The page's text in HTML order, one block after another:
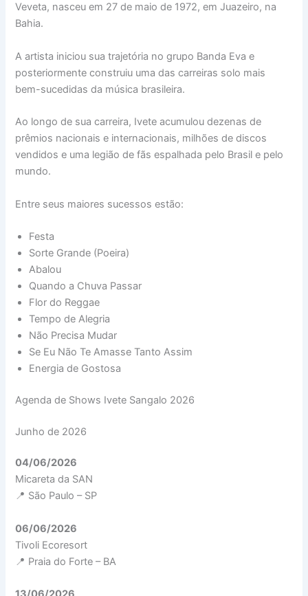
Veveta, nasceu em 27 de maio de 1972, em Juazeiro, na
Bahia.
A artista iniciou sua trajetória no grupo Banda Eva e
posteriormente construiu uma das carreiras solo mais
bem-sucedidas da música brasileira.
Ao longo de sua carreira, Ivete acumulou dezenas de
prêmios nacionais e internacionais, milhões de discos
vendidos e uma legião de fãs espalhada pelo Brasil e pelo
mundo.
Entre seus maiores sucessos estão:
Festa
Sorte Grande (Poeira)
Abalou
Quando a Chuva Passar
Flor do Reggae
Tempo de Alegria
Não Precisa Mudar
Se Eu Não Te Amasse Tanto Assim
Energia de Gostosa
Agenda de Shows Ivete Sangalo 2026
Junho de 2026
04/06/2026
Micareta da SAN
📍 São Paulo – SP
06/06/2026
Tivoli Ecoresort
📍 Praia do Forte – BA